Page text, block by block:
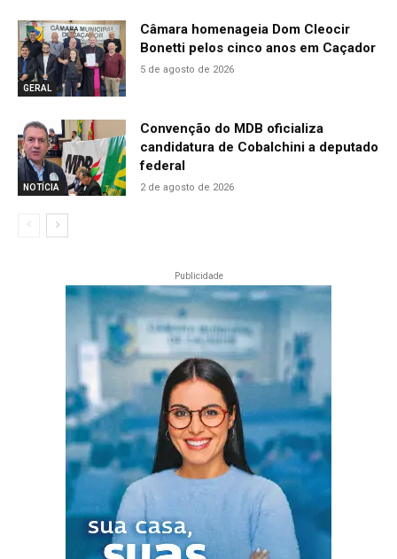
GERAL
Câmara homenageia Dom Cleocir
Bonetti pelos cinco anos em Caçador
5 de agosto de 2026
NOTÍCIA
Convenção do MDB oficializa
candidatura de Cobalchini a deputado
federal
2 de agosto de 2026
Publicidade